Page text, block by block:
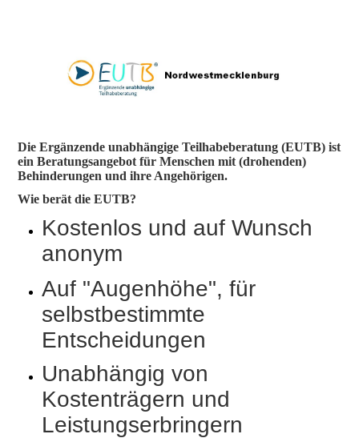
Die Ergänzende unabhängige Teilhabeberatung (EUTB) ist
ein Beratungsangebot für Menschen mit (drohenden)
Behinderungen und ihre Angehörigen.
Wie berät die EUTB?
Kostenlos und auf Wunsch
anonym
Auf "Augenhöhe", für
selbstbestimmte
Entscheidungen
Unabhängig von
Kostenträgern und
Leistungserbringern